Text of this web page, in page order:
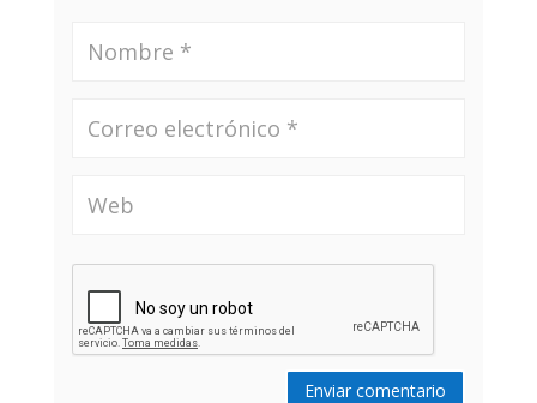
Enviar comentario